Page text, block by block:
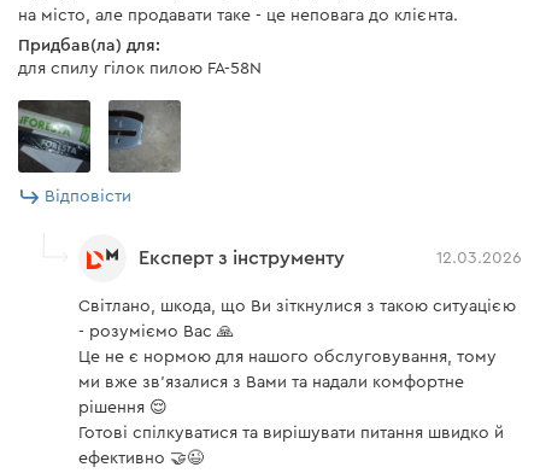
на місто, але продавати таке - це неповага до клієнта.
Придбав(ла) для:
для спилу гілок пилою FA-58N
Відповісти
Експерт з інструменту 12.03.2026
Світлано, шкода, що Ви зіткнулися з такою ситуацією
- розуміємо Вас 🙏
Це не є нормою для нашого обслуговування, тому
ми вже зв’язалися з Вами та надали комфортне
рішення 😌
Готові спілкуватися та вирішувати питання швидко й
ефективно 🤝😉